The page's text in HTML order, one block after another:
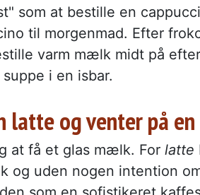
som at bestille en
til morgenmad. Efter
varm mælk midt på
i en isbar.
latte og venter på
at få et glas mælk. For latte
og uden nogen intention